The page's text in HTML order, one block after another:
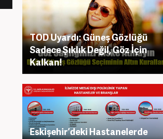
TOD Uyardı: Güneş Gözlüğü
Sadece Şıklık Değil, Göz İçin
Kalkan!
Eskişehir’deki Hastanelerde